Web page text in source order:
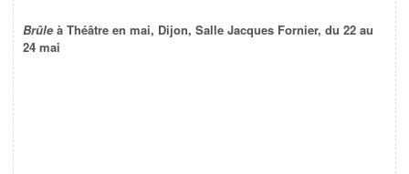
Brûle à Théâtre en mai, Dijon, Salle Jacques Fornier, du 22 au
24 mai